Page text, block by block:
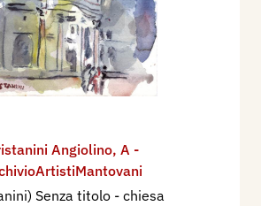
Angiolino, A -
Senza titolo - chiesa